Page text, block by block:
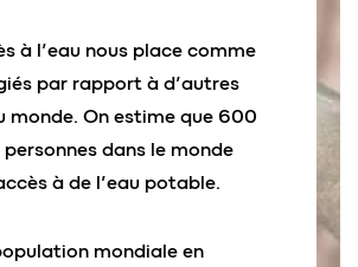
à l’eau nous place comme
par rapport à d’autres
monde. On estime que 600
dans le monde
à de l’eau potable.
mondiale en